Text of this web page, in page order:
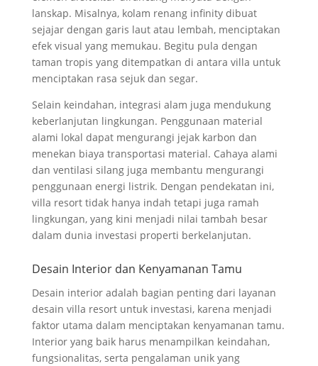
lanskap. Misalnya, kolam renang infinity dibuat
sejajar dengan garis laut atau lembah, menciptakan
efek visual yang memukau. Begitu pula dengan
taman tropis yang ditempatkan di antara villa untuk
menciptakan rasa sejuk dan segar.
Selain keindahan, integrasi alam juga mendukung
keberlanjutan lingkungan. Penggunaan material
alami lokal dapat mengurangi jejak karbon dan
menekan biaya transportasi material. Cahaya alami
dan ventilasi silang juga membantu mengurangi
penggunaan energi listrik. Dengan pendekatan ini,
villa resort tidak hanya indah tetapi juga ramah
lingkungan, yang kini menjadi nilai tambah besar
dalam dunia investasi properti berkelanjutan.
Desain Interior dan Kenyamanan Tamu
Desain interior adalah bagian penting dari layanan
desain villa resort untuk investasi, karena menjadi
faktor utama dalam menciptakan kenyamanan tamu.
Interior yang baik harus menampilkan keindahan,
fungsionalitas, serta pengalaman unik yang